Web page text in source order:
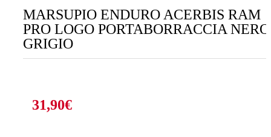
MARSUPIO ENDURO ACERBIS RAM
PRO LOGO PORTABORRACCIA NERO
GRIGIO
31,90€